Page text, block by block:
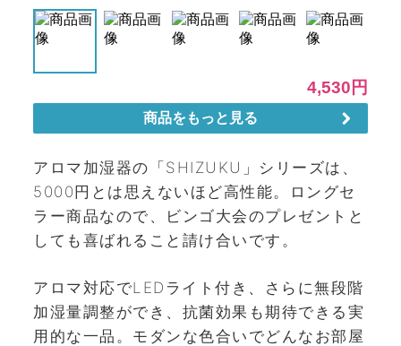
アロマ加湿器の「SHIZUKU」シリーズは、
5000円とは思えないほど高性能。ロングセ
ラー商品なので、ビンゴ大会のプレゼントと
しても喜ばれること請け合いです。
アロマ対応でLEDライト付き、さらに無段階
加湿量調整ができ、抗菌効果も期待できる実
用的な一品。モダンな色合いでどんなお部屋